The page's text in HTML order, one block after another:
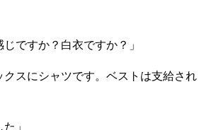
ですか？白衣ですか？」
クスにシャツです。ベストは支給され
」